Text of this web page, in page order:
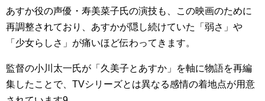
あすか役の声優・寿美菜子氏の演技も、この映画のために
再調整されており、あすかが隠し続けていた「弱さ」や
「少女らしさ」が痛いほど伝わってきます。
監督の小川太一氏が「久美子とあすか」を軸に物語を再編
集したことで、TVシリーズとは異なる感情の着地点が用意